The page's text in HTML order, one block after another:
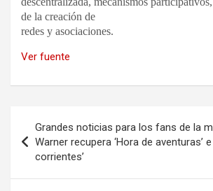
de la creación de
redes y asociaciones.
Ver fuente
de
entradas
Grandes noticias para los fans de la
Warner recupera ‘Hora de aventuras’
corrientes’